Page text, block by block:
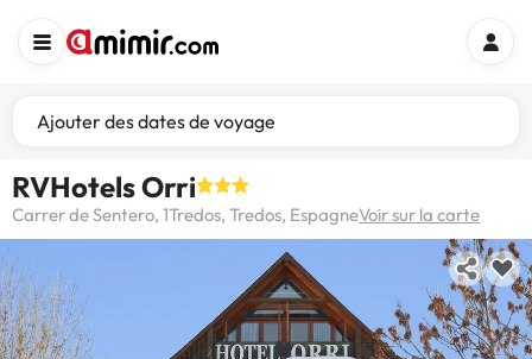
Ajouter des dates de voyage
RVHotels Orri
Carrer de Sentero, 1Tredos, Tredos, EspagneVoir sur la carte